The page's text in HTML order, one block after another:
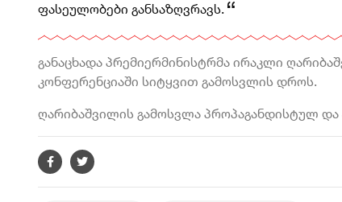
ფასეულობები განსაზღვრავს.
განაცხადა პრემიერმინისტრმა ირაკლი
კონფერენციაში სიტყვით გამოსვლის დროს.
ღარიბაშვილის გამოსვლა პროპაგანდისტულ